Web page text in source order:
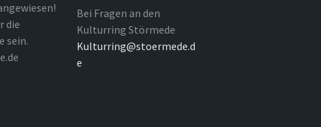
die
sein.
Bei Fragen an den
Kulturring Störmede
Kulturring@stoermede.d
e